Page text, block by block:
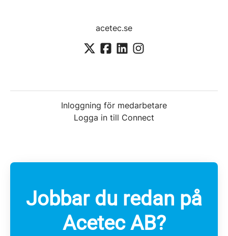
acetec.se
Inloggning för medarbetare
Logga in till Connect
Jobbar du redan på
Acetec AB?